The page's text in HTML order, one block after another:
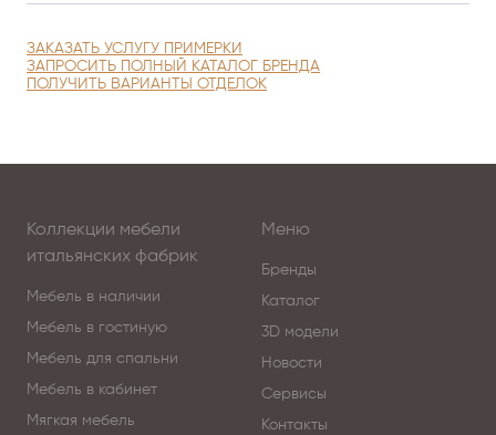
Центр Итальянской Мебели Antonovich Home в
Астане готов предложить вам Вам — истинным
ценителям роскоши — всё самое лучшее!
ЗАКАЗАТЬ УСЛУГУ ПРИМЕРКИ
ЗАПРОСИТЬ ПОЛНЫЙ КАТАЛОГ БРЕНДА
ПОЛУЧИТЬ ВАРИАНТЫ ОТДЕЛОК
Коллекции мебели
итальянских фабрик
Мебель в наличии
Мебель в гостиную
Мебель для спальни
Мебель в кабинет
Мягкая мебель
Меню
Бренды
Каталог
3D модели
Новости
Сервисы
Контакты